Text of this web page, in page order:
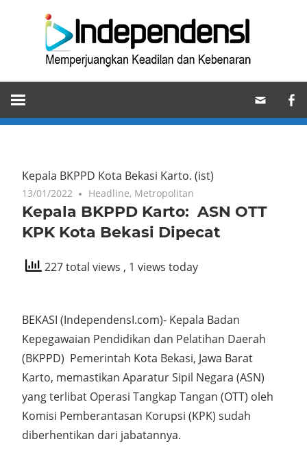
Memperjuangkan
Keadilan
dan
Kepala BKPPD Kota Bekasi Karto. (ist)
13/01/2022 Headline, Metropolitan
Kepala BKPPD Karto: ASN OTT
KPK Kota Bekasi Dipecat
227 total views , 1 views today
BEKASI (IndependensI.com)- Kepala Badan
Kepegawaian Pendidikan dan Pelatihan Daerah
(BKPPD) Pemerintah Kota Bekasi, Jawa Barat
Karto, memastikan Aparatur Sipil Negara (ASN)
yang terlibat Operasi Tangkap Tangan (OTT) oleh
Komisi Pemberantasan Korupsi (KPK) sudah
diberhentikan dari jabatannya.